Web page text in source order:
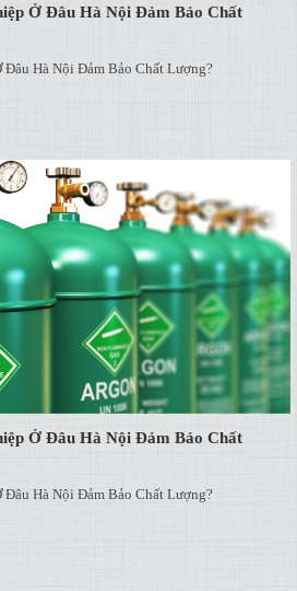
Ở Đâu Hà Nội Đảm Bảo Chất
Hà Nội Đảm Bảo Chất Lượng?
Ở Đâu Hà Nội Đảm Bảo Chất
Hà Nội Đảm Bảo Chất Lượng?